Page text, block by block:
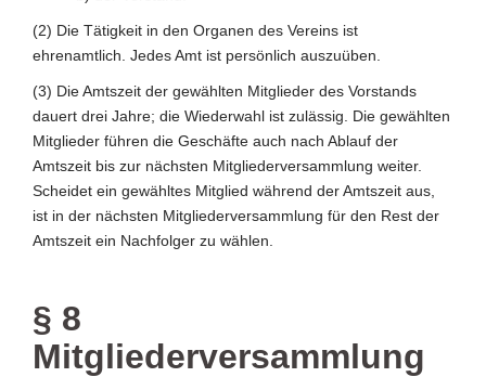
(2) Die Tätigkeit in den Organen des Vereins ist
ehrenamtlich. Jedes Amt ist persönlich auszuüben.
(3) Die Amtszeit der gewählten Mitglieder des Vorstands
dauert drei Jahre; die Wiederwahl ist zulässig. Die gewählten
Mitglieder führen die Geschäfte auch nach Ablauf der
Amtszeit bis zur nächsten Mitgliederversammlung weiter.
Scheidet ein gewähltes Mitglied während der Amtszeit aus,
ist in der nächsten Mitgliederversammlung für den Rest der
Amtszeit ein Nachfolger zu wählen.
§ 8
Mitgliederversammlung